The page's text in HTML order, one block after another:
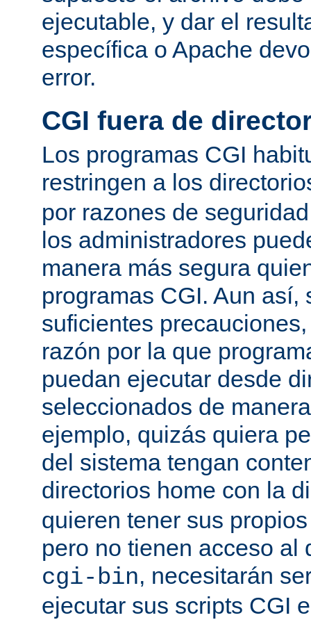
ejecutable, y dar el
específica o Apache
error.
CGI fuera de
Los programas CGI
restringen a los
por razones de
los administradores
manera más segura
programas CGI. Aun así,
suficientes
razón por la que
puedan ejecutar desde
seleccionados de
ejemplo, quizás quiera
del sistema tengan
directorios home con la
quieren tener sus
pero no tienen acceso al
cgi-bin, necesitarán
ejecutar sus scripts CGI